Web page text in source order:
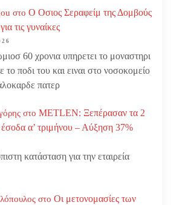
στο Ο Οσιος Σεραφείμ της Δομβούς
τις γυναίκες
60 χρονια υπηρετει το μοναστηρι
το ποδι του και ειναι στο νοσοκομείο
πατερ
στο METLEN: Ξεπέρασαν τα 2
α’ τριμήνου – Αύξηση 37%
κατάσταση για την εταιρεία
στο Οι μετονομασίες των